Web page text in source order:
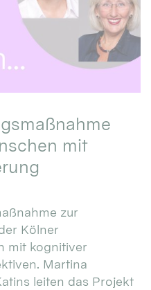
mit
zur
Kölner
mit kognitiver
Martina
leiten das Projekt